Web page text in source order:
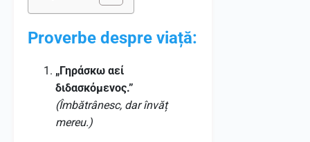
Proverbe despre viață:
„Γηράσκω αεί
διδασκόμενος.”
(Îmbătrânesc, dar învăț
mereu.)